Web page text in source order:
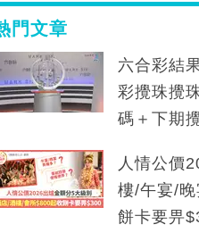
門文章
六合彩結
彩攪珠攪
碼＋下期
人情公價
樓/午宴/
餅卡要畀